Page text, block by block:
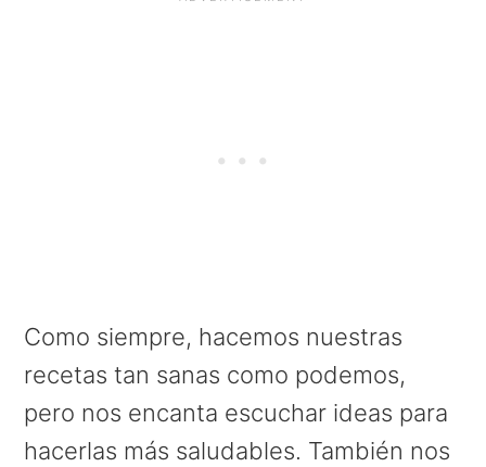
Como siempre, hacemos nuestras
recetas tan sanas como podemos,
pero nos encanta escuchar ideas para
hacerlas más saludables. También nos